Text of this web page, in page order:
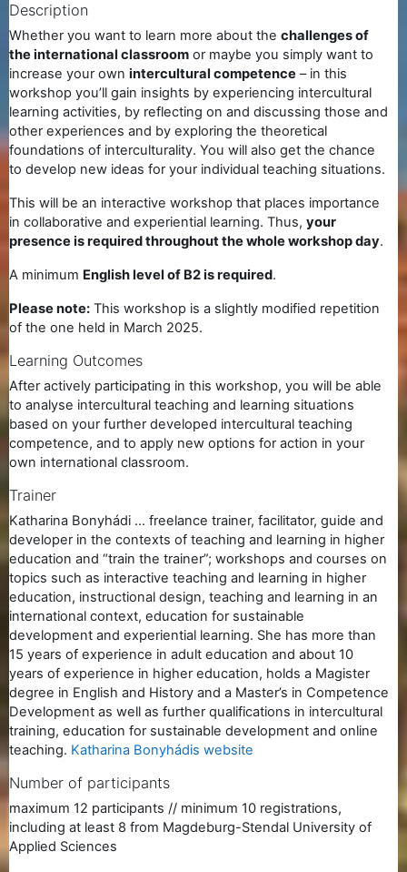
Description
Whether you want to learn more about the challenges of
the international classroom or maybe you simply want to
increase your own intercultural competence – in this
workshop you’ll gain insights by experiencing intercultural
learning activities, by reflecting on and discussing those and
other experiences and by exploring the theoretical
foundations of interculturality. You will also get the chance
to develop new ideas for your individual teaching situations.
This will be an interactive workshop that places importance
in collaborative and experiential learning. Thus, your
presence is required throughout the whole workshop day.
A minimum English level of B2 is required.
Please note: This workshop is a slightly modified repetition
of the one held in March 2025.
Learning Outcomes
After actively participating in this workshop, you will be able
to analyse intercultural teaching and learning situations
based on your further developed intercultural teaching
competence, and to apply new options for action in your
own international classroom.
Trainer
Katharina Bonyhádi ... freelance trainer, facilitator, guide and
developer in the contexts of teaching and learning in higher
education and “train the trainer”; workshops and courses on
topics such as interactive teaching and learning in higher
education, instructional design, teaching and learning in an
international context, education for sustainable
development and experiential learning. She has more than
15 years of experience in adult education and about 10
years of experience in higher education, holds a Magister
degree in English and History and a Master’s in Competence
Development as well as further qualifications in intercultural
training, education for sustainable development and online
teaching. Katharina Bonyhádis website
Number of participants
maximum 12 participants // minimum 10 registrations,
including at least 8 from Magdeburg-Stendal University of
Applied Sciences